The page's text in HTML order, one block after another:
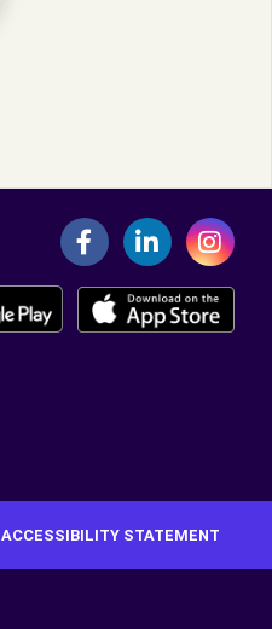
ACCESSIBILITY STATEMENT